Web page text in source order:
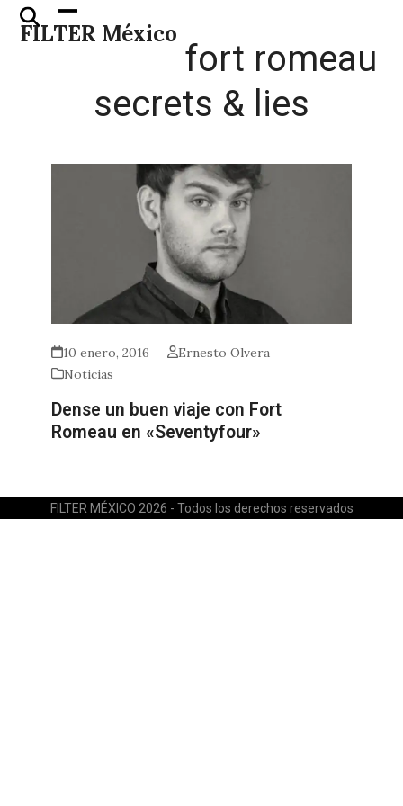
Skip
FILTER México
Open
mobile
Close
mobile
fort romeau
secrets & lies
10 enero, 2016
Ernesto Olvera
Noticias
Dense un buen viaje con Fort
Romeau en «Seventyfour»
FILTER MÉXICO 2026 - Todos los derechos reservados